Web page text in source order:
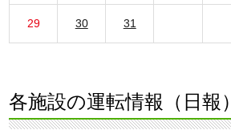
29 30 31
各施設の運転情報（日報）